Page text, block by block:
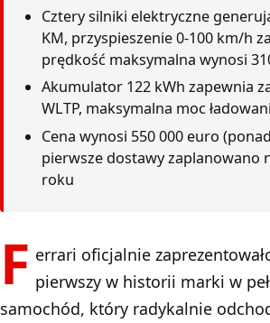
Cztery silniki elektryczne
KM, przyspieszenie 0-100 km/h
prędkość maksymalna wynosi
Akumulator 122 kWh zapewnia
WLTP, maksymalna moc
Cena wynosi 550 000 euro
pierwsze dostawy zaplanowano
roku
F errari oficjalnie
pierwszy w historii marki w
samochód, który radykalnie